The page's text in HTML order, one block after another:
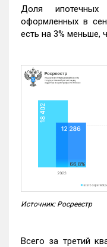
Доля
оформленных в
есть на 3% меньше,
Источник: Росреестр
Всего за третий